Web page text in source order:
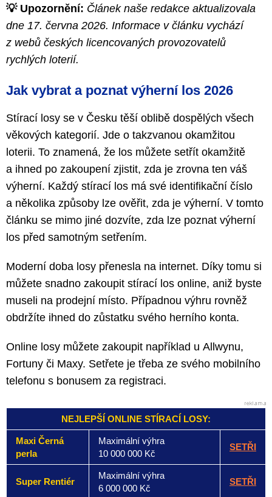
💡 Upozornění: Článek naše redakce aktualizovala
dne 17. června 2026. Informace v článku vychází
z webů českých licencovaných provozovatelů
rychlých loterií.
Jak vybrat a poznat výherní los 2026
Stírací losy se v Česku těší oblibě dospělých všech
věkových kategorií. Jde o takzvanou okamžitou
loterii. To znamená, že los můžete setřít okamžitě
a ihned po zakoupení zjistit, zda je zrovna ten váš
výherní. Každý stírací los má své identifikační číslo
a několika způsoby lze ověřit, zda je výherní. V tomto
článku se mimo jiné dozvíte, zda lze poznat výherní
los před samotným setřením.
Moderní doba losy přenesla na internet. Díky tomu si
můžete snadno zakoupit stírací los online, aniž byste
museli na prodejní místo. Případnou výhru rovněž
obdržíte ihned do zůstatku svého herního konta.
Online losy můžete zakoupit například u Allwynu,
Fortuny či Maxy. Setřete je třeba ze svého mobilního
telefonu s bonusem za registraci.
NEJLEPŠÍ ONLINE STÍRACÍ LOSY:
Maxi Černá
perla
Maximální výhra
10 000 000 Kč
SETŘI
Super Rentiér
Maximální výhra
6 000 000 Kč
SETŘI